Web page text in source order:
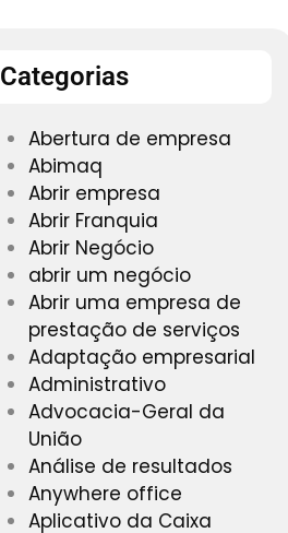
Categorias
Abertura de empresa
Abimaq
Abrir empresa
Abrir Franquia
Abrir Negócio
abrir um negócio
Abrir uma empresa de
prestação de serviços
Adaptação empresarial
Administrativo
Advocacia-Geral da
União
Análise de resultados
Anywhere office
Aplicativo da Caixa